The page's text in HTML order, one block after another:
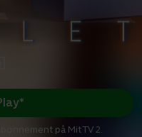
på Mit TV 2.